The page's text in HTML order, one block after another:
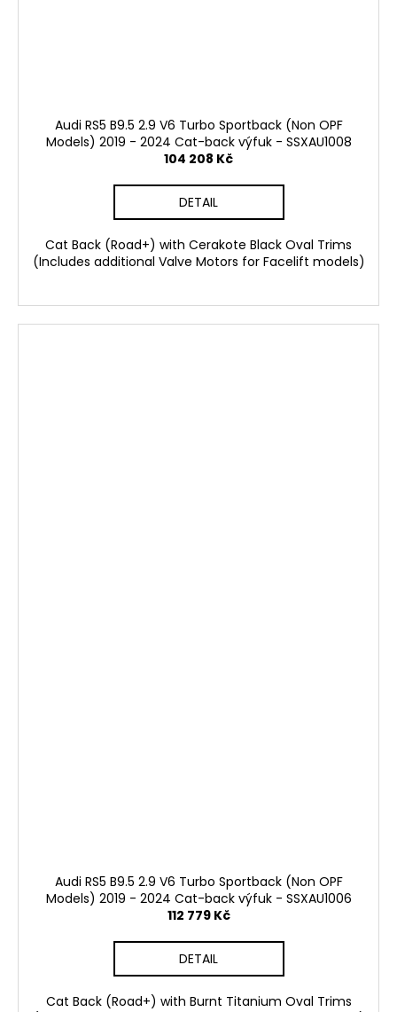
Audi RS5 B9.5 2.9 V6 Turbo Sportback (Non OPF
Models) 2019 - 2024 Cat-back výfuk - SSXAU1008
104 208 Kč
DETAIL
Cat Back (Road+) with Cerakote Black Oval Trims
(Includes additional Valve Motors for Facelift models)
Audi RS5 B9.5 2.9 V6 Turbo Sportback (Non OPF
Models) 2019 - 2024 Cat-back výfuk - SSXAU1006
112 779 Kč
DETAIL
Cat Back (Road+) with Burnt Titanium Oval Trims